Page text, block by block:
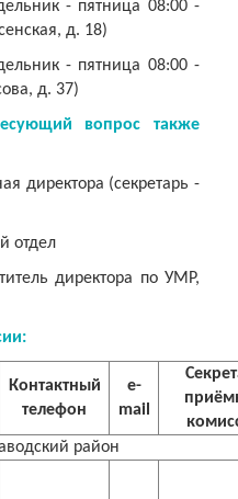
- пятница 08:00 -
д. 18)
- пятница 08:00 -
д. 37)
вопрос также
директора (секретарь -
отдел
директора по УМР,
Контактный
телефон
e-
mail
район